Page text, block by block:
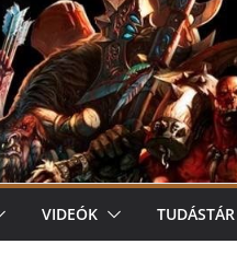
VIDEÓK TUDÁSTÁR